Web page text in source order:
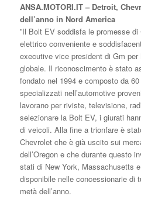
ANSA.MOTORI.IT – Detroit,
dell’anno in Nord America
”Il Bolt EV soddisfa le promesse
elettrico conveniente e
executive vice president di Gm
globale. Il riconoscimento è stato
fondato nel 1994 e composto da
specializzati nell’automotive
lavorano per riviste, televisione,
selezionare la Bolt EV, i giurati
di veicoli. Alla fine a trionfare è
Chevrolet che è già uscito sui
dell’Oregon e che durante questo
stati di New York, Massachusetts
disponibile nelle concessionarie di
metà dell’anno.